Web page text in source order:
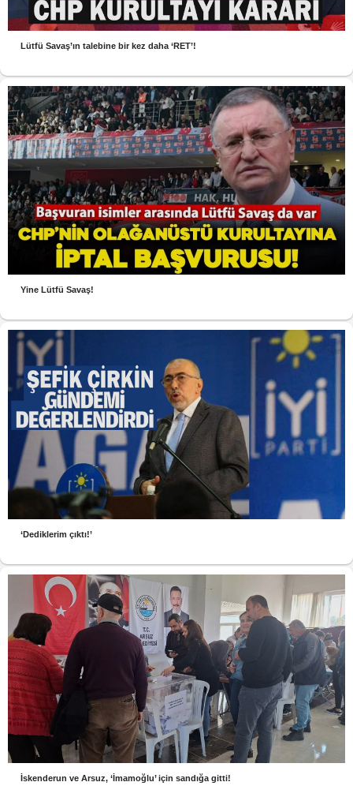
Lütfü Savaş’ın talebine bir kez daha ‘RET’!
Yine Lütfü Savaş!
‘Dediklerim çıktı!’
İskenderun ve Arsuz, ‘İmamoğlu’ için sandığa gitti!